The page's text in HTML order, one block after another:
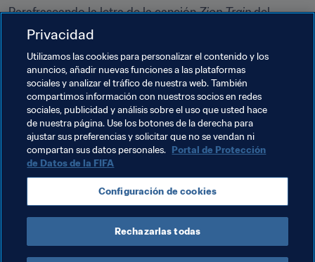
Parafraseando la letra de la canción Zion Train del
legendario Bob Marley, Samoura dijo a los participantes:
de la estación, y es mejor que se apresuren a abordarlo
o se quedarán rezagados”.
Este fue un mensaje trascendental que cerró
oficialmente la conferencia, y los participantes quedaron
convencidos de que el fútbol femenino constituye una
prioridad. Este deporte proseguirá su crecimiento y
todos deberán contribuir a que haya un mayor equilibrio
en el mundo del fútbol.
Privacidad
Utilizamos las cookies para personalizar el contenido y los
anuncios, añadir nuevas funciones a las plataformas
sociales y analizar el tráfico de nuestra web. También
compartimos información con nuestros socios en redes
sociales, publicidad y análisis sobre el uso que usted hace
de nuestra página. Use los botones de la derecha para
ajustar sus preferencias y solicitar que no se vendan ni
compartan sus datos personales. Portal de Protección
de Datos de la FIFA
Configuración de cookies
Rechazarlas todas